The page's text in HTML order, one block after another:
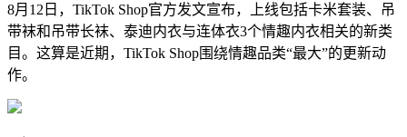
8月12日，TikTok Shop官方发文宣布，上线包括卡米套装、吊
带袜和吊带长袜、泰迪内衣与连体衣3个情趣内衣相关的新类
目。这算是近期，TikTok Shop围绕情趣品类“最大”的更新动
作。